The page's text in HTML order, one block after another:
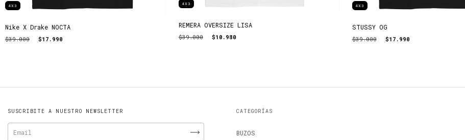
4X3
Nike X Drake NOCTA
$39.000 $17.990
4X3
REMERA OVERSIZE LISA
$39.000 $10.980
4X3
STUSSY OG
$39.000 $17.990
SUSCRIBITE A NUESTRO NEWSLETTER CATEGORÍAS
BUZOS